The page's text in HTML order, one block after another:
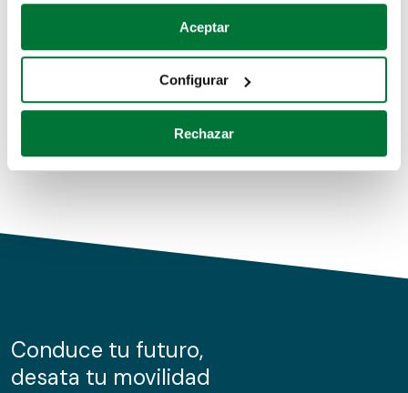
Si lo permite, también quisiéramos:
Recopilar información sobre su ubicación geográfica
Identificar su dispositivo analizándolo activamente
para buscar características específicas (huellas
Obtenga más información sobre cómo se procesan sus
de cookies.
información sobre el uso que haga del sitio web con
nuestros partners de redes sociales, publicidad y análisis
Aceptar
Configurar
Rechazar
Coches de segunda mano
Coches de km0
Conduce tu futuro,
desata tu movilidad